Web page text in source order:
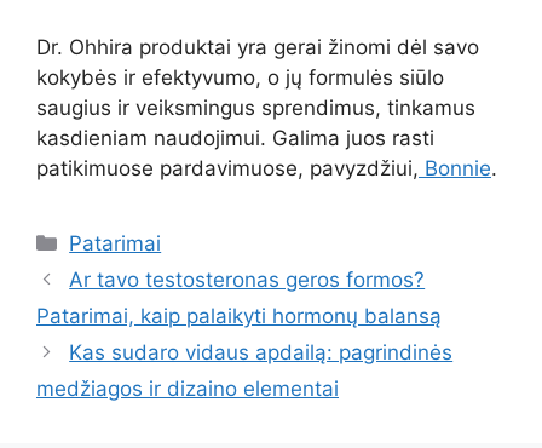
Dr. Ohhira produktai yra gerai žinomi dėl savo
kokybės ir efektyvumo, o jų formulės siūlo
saugius ir veiksmingus sprendimus, tinkamus
kasdieniam naudojimui. Galima juos rasti
patikimuose pardavimuose, pavyzdžiui, Bonnie.
Kategorijos
Patarimai
Ar tavo testosteronas geros formos?
Patarimai, kaip palaikyti hormonų balansą
Kas sudaro vidaus apdailą: pagrindinės
medžiagos ir dizaino elementai